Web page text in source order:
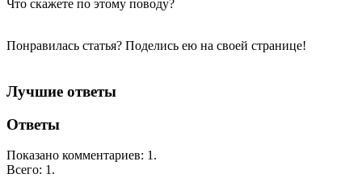
Что скажете по этому поводу?
Понравилась статья? Поделись ею на своей странице!
Лучшие ответы
Ответы
Показано комментариев: 1 .
Всего: 1 .